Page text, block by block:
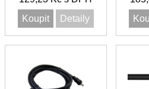
GSM, dále videokamery,
digitální záznamníky,
Koupit
Detaily